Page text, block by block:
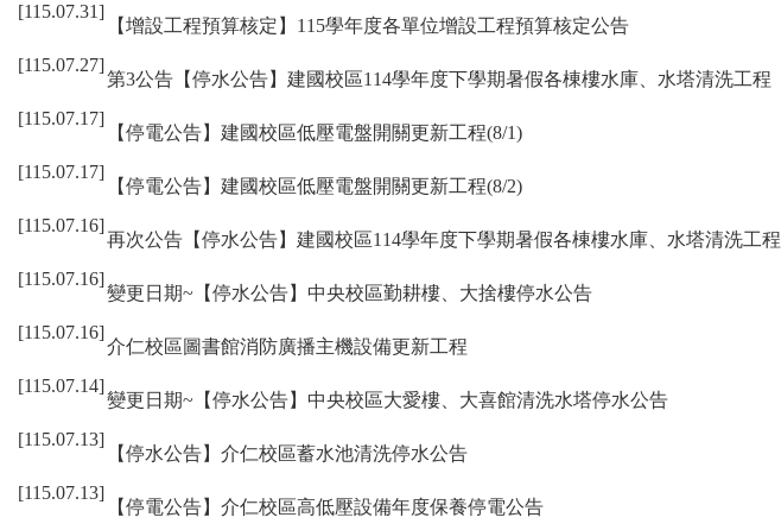
[115.07.31]
【增設工程預算核定】115學年度各單位增設工程預算核定公告
[115.07.27]
第3公告【停水公告】建國校區114學年度下學期暑假各棟樓水庫、水塔清洗工程
[115.07.17]
【停電公告】建國校區低壓電盤開關更新工程(8/1)
[115.07.17]
【停電公告】建國校區低壓電盤開關更新工程(8/2)
[115.07.16]
再次公告【停水公告】建國校區114學年度下學期暑假各棟樓水庫、水塔清洗工程
[115.07.16]
變更日期~【停水公告】中央校區勤耕樓、大捨樓停水公告
[115.07.16]
介仁校區圖書館消防廣播主機設備更新工程
[115.07.14]
變更日期~【停水公告】中央校區大愛樓、大喜館清洗水塔停水公告
[115.07.13]
【停水公告】介仁校區蓄水池清洗停水公告
[115.07.13]
【停電公告】介仁校區高低壓設備年度保養停電公告